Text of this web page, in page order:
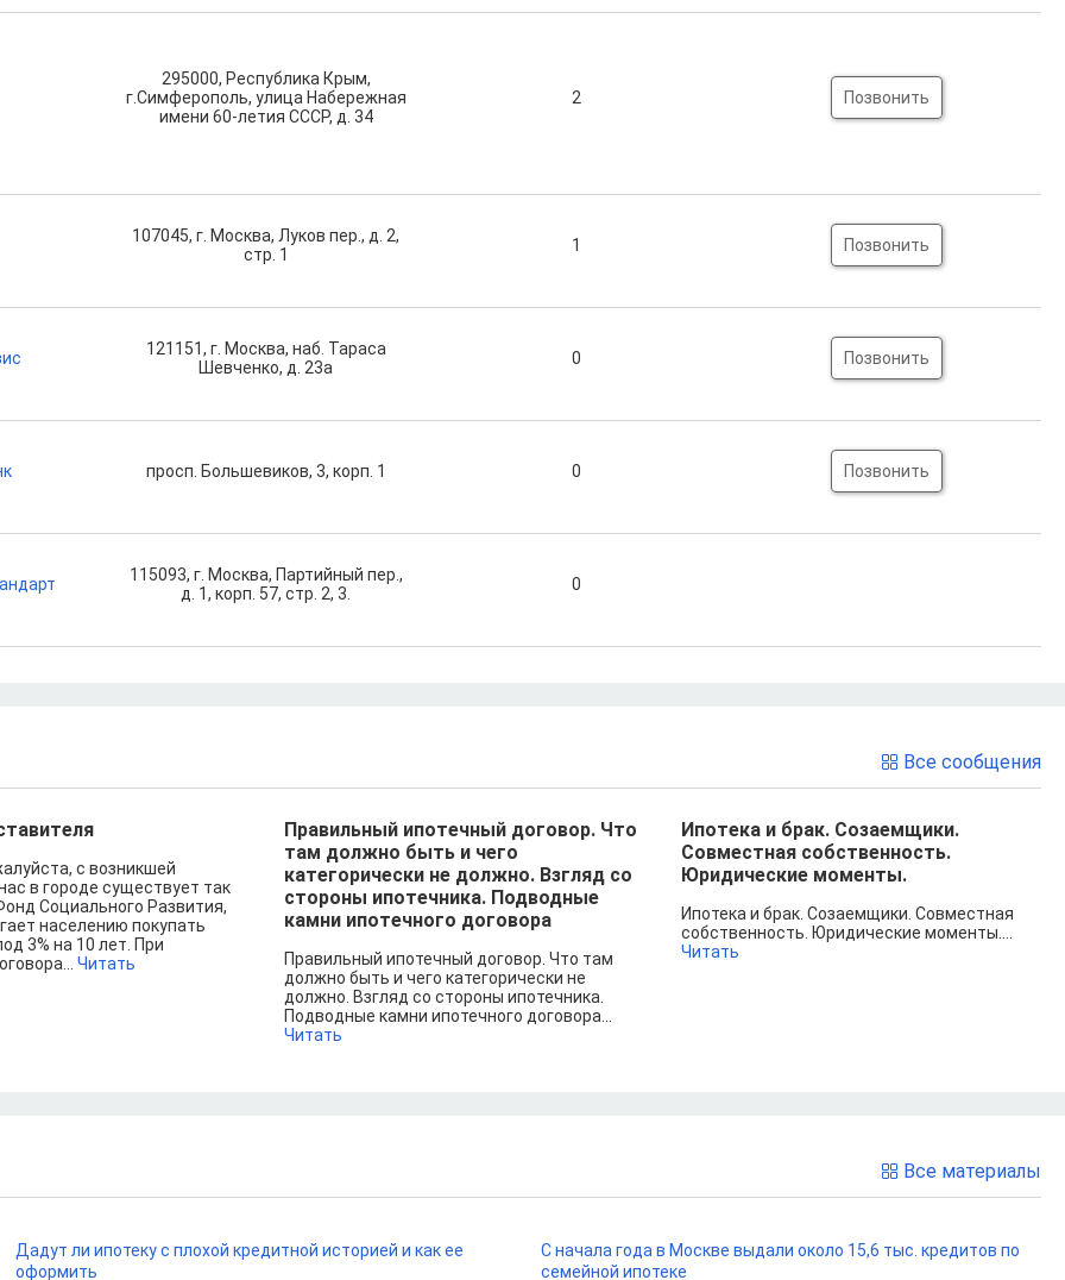
295000, Республика Крым,
г.Симферополь, улица Набережная
имени 60-летия СССР, д. 34
2 Позвонить
107045, г. Москва, Луков пер., д. 2,
стр. 1
1 Позвонить
121151, г. Москва, наб. Тараса
Шевченко, д. 23а
0 Позвонить
просп. Большевиков, 3, корп. 1 0 Позвонить
115093, г. Москва, Партийный пер.,
д. 1, корп. 57, стр. 2, 3.
0
Все сообщения
с возникшей
в городе существует так
Социального Развития,
населению покупать
3% на 10 лет. При
Читать
Правильный ипотечный договор. Что
там должно быть и чего
категорически не должно. Взгляд со
стороны ипотечника. Подводные
камни ипотечного договора
Правильный ипотечный договор. Что там
должно быть и чего категорически не
должно. Взгляд со стороны ипотечника.
Подводные камни ипотечного договора...
Читать
Ипотека и брак. Созаемщики.
Совместная собственность.
Юридические моменты.
Ипотека и брак. Созаемщики. Совместная
собственность. Юридические моменты....
Читать
Все материалы
Дадут ли ипотеку с плохой кредитной историей и как ее
оформить
С начала года в Москве выдали около 15,6 тыс. кредитов по
семейной ипотеке